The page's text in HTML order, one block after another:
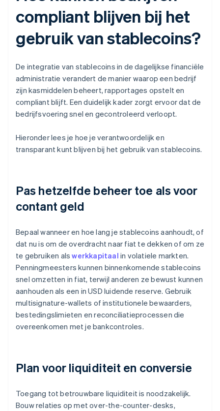
compliant blijven bij het
gebruik van stablecoins?
De integratie van stablecoins in de dagelijkse financiële
administratie verandert de manier waarop een bedrijf
zijn kasmiddelen beheert, rapportages opstelt en
compliant blijft. Een duidelijk kader zorgt ervoor dat de
bedrijfsvoering snel en gecontroleerd verloopt.
Hieronder lees je hoe je verantwoordelijk en
transparant kunt blijven bij het gebruik van stablecoins.
Pas hetzelfde beheer toe als voor
contant geld
Bepaal wanneer en hoe lang je stablecoins aanhoudt, of
dat nu is om de overdracht naar fiat te dekken of om ze
te gebruiken alswerkkapitaal in volatiele markten.
Penningmeesters kunnen binnenkomende stablecoins
snel omzetten in fiat, terwijl anderen ze bewust kunnen
aanhouden als een in USD luidende reserve. Gebruik
multisignature-wallets of institutionele bewaarders,
bestedingslimieten en reconciliatieprocessen die
overeenkomen met je bankcontroles.
Plan voor liquiditeit en conversie
Toegang tot betrouwbare liquiditeit is noodzakelijk.
Bouw relaties op met over-the-counter-desks,